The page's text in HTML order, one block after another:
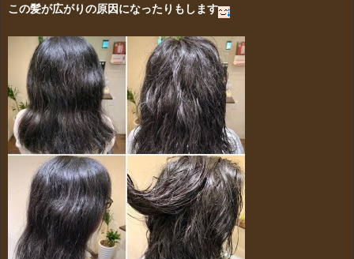
この髪が広がりの原因になったりもします